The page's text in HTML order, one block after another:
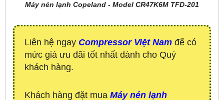
Máy nén lạnh Copeland - Model CR47K6M TFD-201
Liên hệ ngay Compressor Việt Nam để có
mức giá ưu đãi tốt nhất dành cho Quý
khách hàng.
Khách hàng đặt mua Máy nén lạnh